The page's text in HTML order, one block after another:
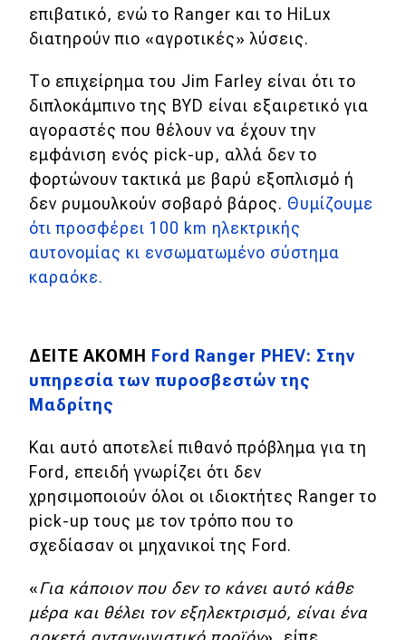
Classic
Παρουσιάσεις
DRIVE Away
MOTO
Μεταχειρισμένο
Χρηστικά
Συμβουλές
ΚΤΕΟ
Οδική βοήθεια
eDRIVE
DRIVE USED
επιβατικό, ενώ το Ranger και το HiLux
διατηρούν πιο «αγροτικές» λύσεις.
Το επιχείρημα του Jim Farley είναι ότι το
διπλοκάμπινο της BYD είναι εξαιρετικό για
αγοραστές που θέλουν να έχουν την
εμφάνιση ενός pick-up, αλλά δεν το
φορτώνουν τακτικά με βαρύ εξοπλισμό ή
δεν ρυμουλκούν σοβαρό βάρος. Θυμίζουμε
ότι προσφέρει 100 km ηλεκτρικής
αυτονομίας κι ενσωματωμένο σύστημα
καραόκε.
ΔΕΙΤΕ ΑΚΟΜΗ
Ford Ranger PHEV: Στην
υπηρεσία των πυροσβεστών της
Μαδρίτης
Και αυτό αποτελεί πιθανό πρόβλημα για τη
Ford, επειδή γνωρίζει ότι δεν
χρησιμοποιούν όλοι οι ιδιοκτήτες Ranger το
pick-up τους με τον τρόπο που το
σχεδίασαν οι μηχανικοί της Ford.
«Για κάποιον που δεν το κάνει αυτό κάθε
μέρα και θέλει τον εξηλεκτρισμό, είναι ένα